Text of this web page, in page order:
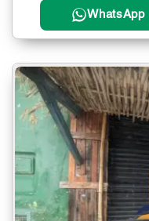
WhatsApp